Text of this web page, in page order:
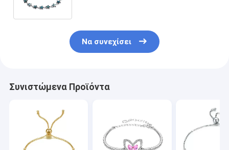
Να συνεχίσει
Συνιστώμενα Προϊόντα